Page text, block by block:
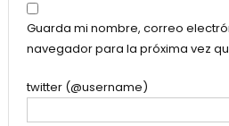
Guarda mi nombre, correo
navegador para la próxima vez
twitter (@username)